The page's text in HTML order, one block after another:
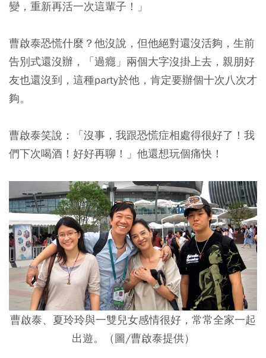
變，重新再活一次這輩子！」
曹啟泰恐慌什麼？他沒說，但他絕對還沒活夠，生前
告別式還沒辦，「過癮」兩個大字沒掛上去，親朋好
友也還沒到，這種party於他，肯定要辦個十次八次才
夠。
曹啟泰笑說：「沒事，我跟恐慌症相處得很好了！我
們下次喝酒！好好再聊！」他還想玩個痛快！
曹啟泰、夏玲玲與一雙兒女感情很好，常常全家一起
出遊。（圖/曹啟泰提供）